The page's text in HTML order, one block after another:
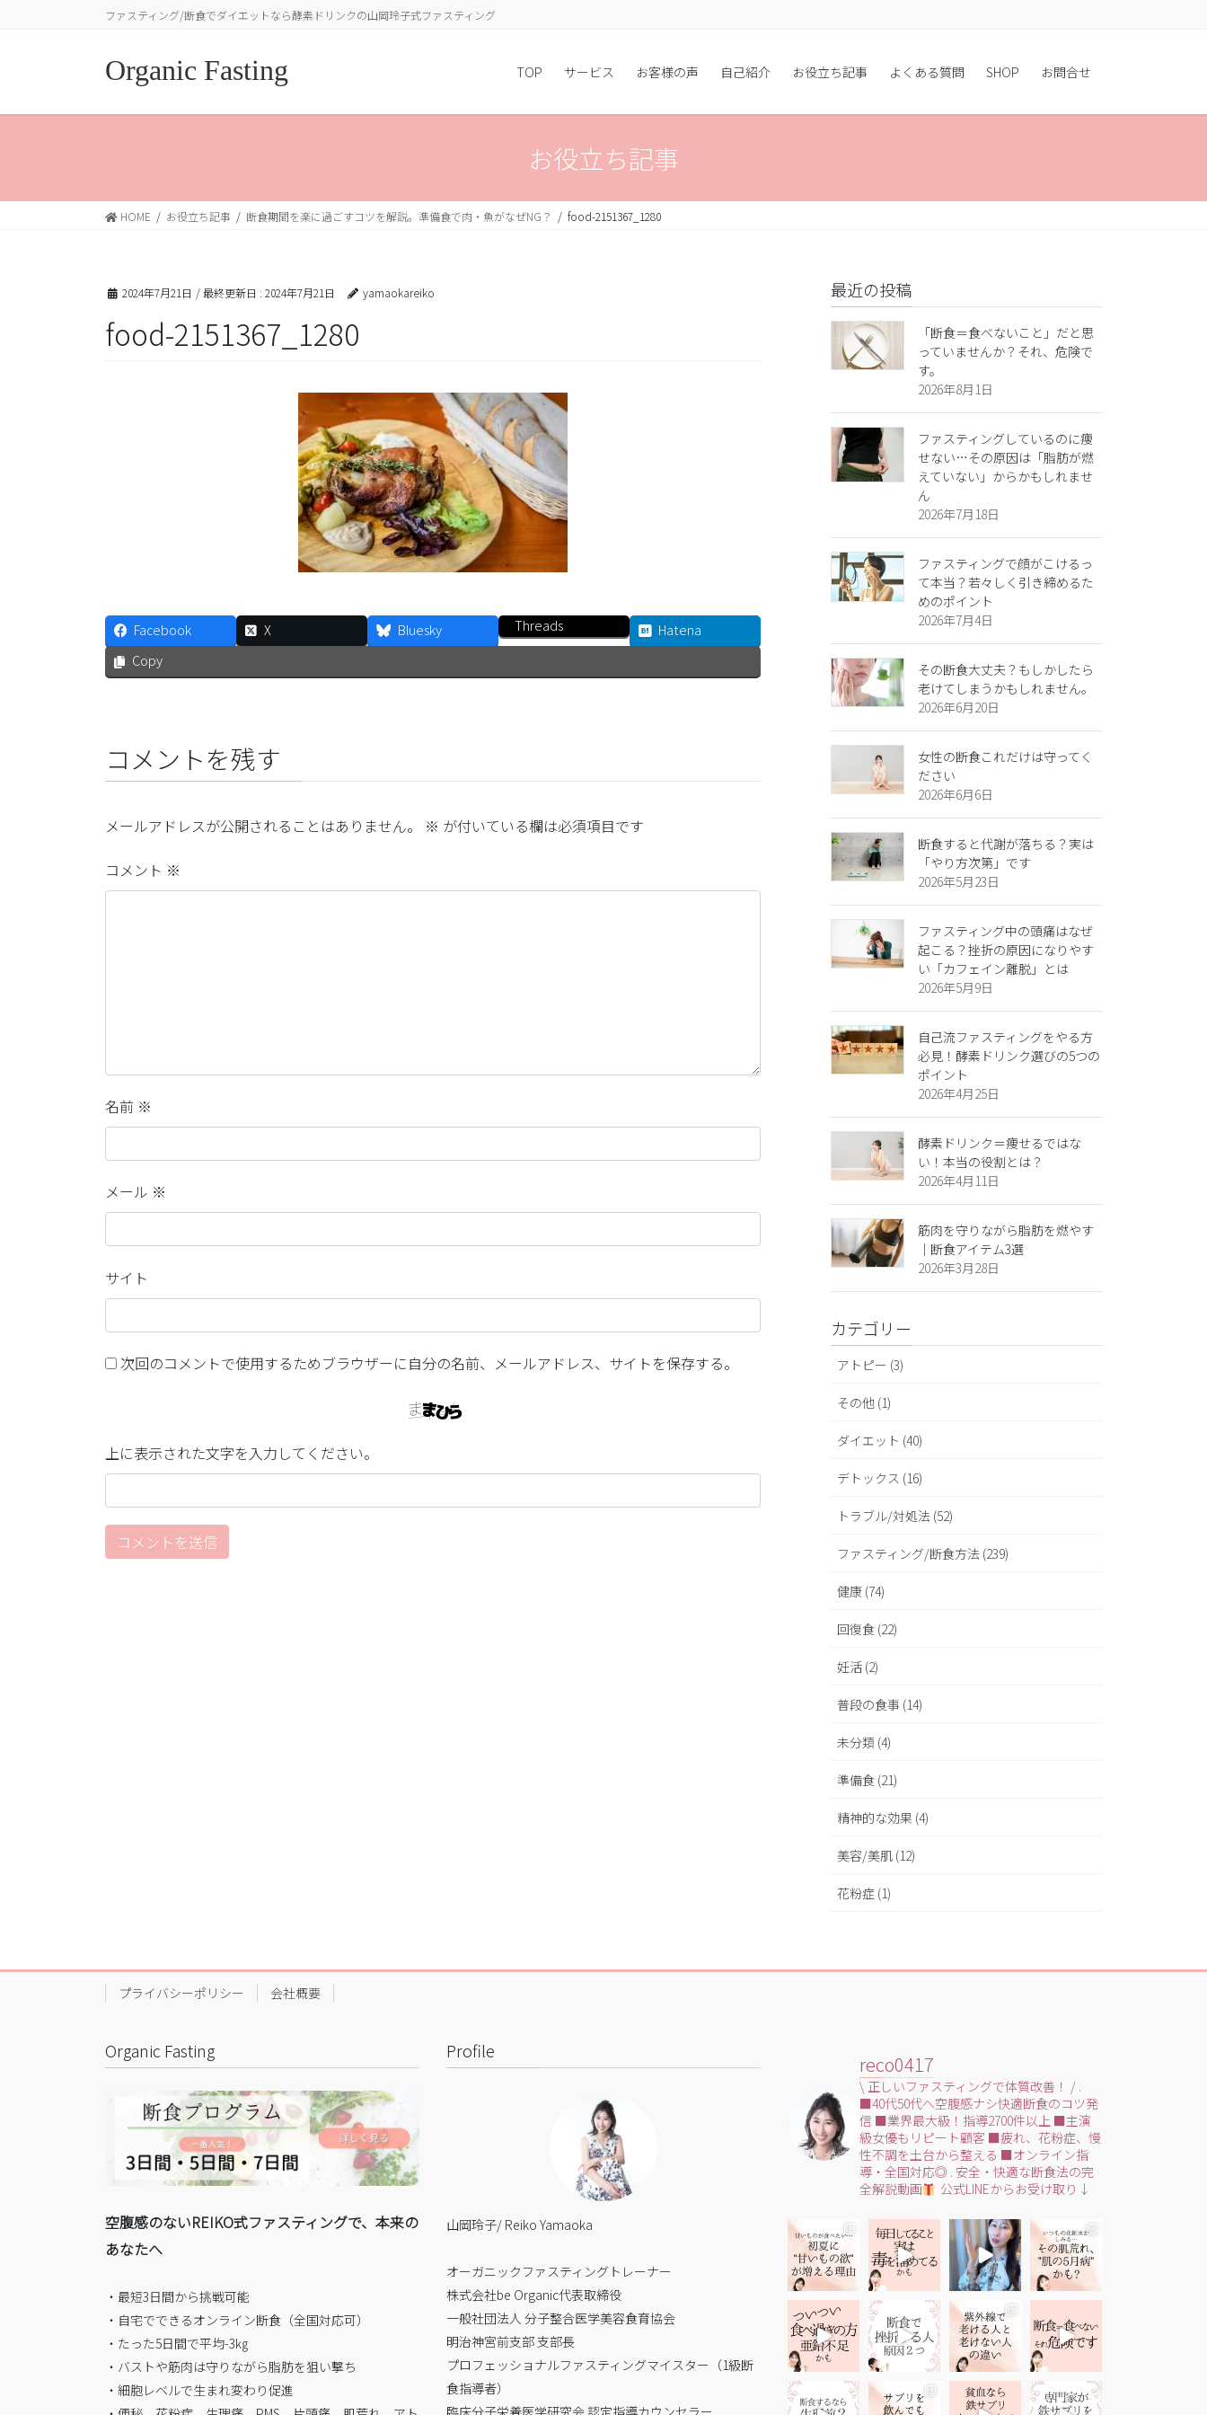
に
ョ
動
ファスティング/断食でダイエットなら酵素ドリンクの山岡玲子式ファスティング
Organic Fasting TOP サービス お客様の声 自己紹介 お役立ち記事 よくある質問 SHOP お問合せ
お役立ち記事
HOME お役立ち記事 断食期間を楽に過ごすコツを解説。準備食で肉・魚がなぜNG？ food-2151367_1280
2024年7月21日 / 最終更新日 : 2024年7月21日 yamaokareiko
food-2151367_1280
Facebook X Bluesky Threads
Hatena
Copy
コメントを残す
メールアドレスが公開されることはありません。 ※ が付いている欄は必須項目です
コメント ※
名前 ※
メール ※
サイト
次回のコメントで使用するためブラウザーに自分の名前、メールアドレス、サイトを保存する。
上に表示された文字を入力してください。
最近の投稿
「断食＝食べないこと」だと思
っていませんか？それ、危険で
す。
2026年8月1日
ファスティングしているのに痩
せない…その原因は「脂肪が燃
えていない」からかもしれませ
ん
2026年7月18日
ファスティングで顔がこけるっ
て本当？若々しく引き締めるた
めのポイント
2026年7月4日
その断食大丈夫？もしかしたら
老けてしまうかもしれません。
2026年6月20日
女性の断食これだけは守ってく
ださい
2026年6月6日
断食すると代謝が落ちる？実は
「やり方次第」です
2026年5月23日
ファスティング中の頭痛はなぜ
起こる？挫折の原因になりやす
い「カフェイン離脱」とは
2026年5月9日
自己流ファスティングをやる方
必見！酵素ドリンク選びの5つの
ポイント
2026年4月25日
酵素ドリンク＝痩せるではな
い！本当の役割とは？
2026年4月11日
筋肉を守りながら脂肪を燃やす
｜断食アイテム3選
2026年3月28日
カテゴリー
アトピー (3)
その他 (1)
ダイエット (40)
デトックス (16)
トラブル/対処法 (52)
ファスティング/断食方法 (239)
健康 (74)
回復食 (22)
妊活 (2)
普段の食事 (14)
未分類 (4)
準備食 (21)
精神的な効果 (4)
美容/美肌 (12)
花粉症 (1)
プライバシーポリシー 会社概要
Organic Fasting
空腹感のないREIKO式ファスティングで、本来の
あなたへ
・最短3日間から挑戦可能
・自宅でできるオンライン断食（全国対応可）
・たった5日間で平均-3㎏
・バストや筋肉は守りながら脂肪を狙い撃ち
・細胞レベルで生まれ変わり促進
Profile
山岡玲子/ Reiko Yamaoka
オーガニックファスティングトレーナー
株式会社be Organic代表取締役
一般社団法人 分子整合医学美容食育協会
明治神宮前支部 支部長
プロフェッショナルファスティングマイスター（1級断
食指導者）
臨床分子栄養医学研究会 認定指導カウンセラー
reco0417
\ 正しいファスティングで体質改善！ /.
■40代50代へ空腹感ナシ快適断食のコツ発
信 ■業界最大級！指導2700件以上■主演
級女優もリピート顧客 ■疲れ、花粉症、慢
性不調を土台から整える ■オンライン指
導・全国対応◎ . 安全・快適な断食法の完
全解説動画
公式LINEからお受け取り↓